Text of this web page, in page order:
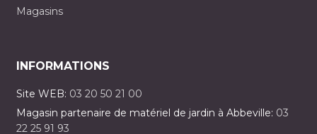
Magasins
INFORMATIONS
Site WEB: 03 20 50 21 00
Magasin partenaire de matériel de jardin à Abbeville: 03
22 25 91 93